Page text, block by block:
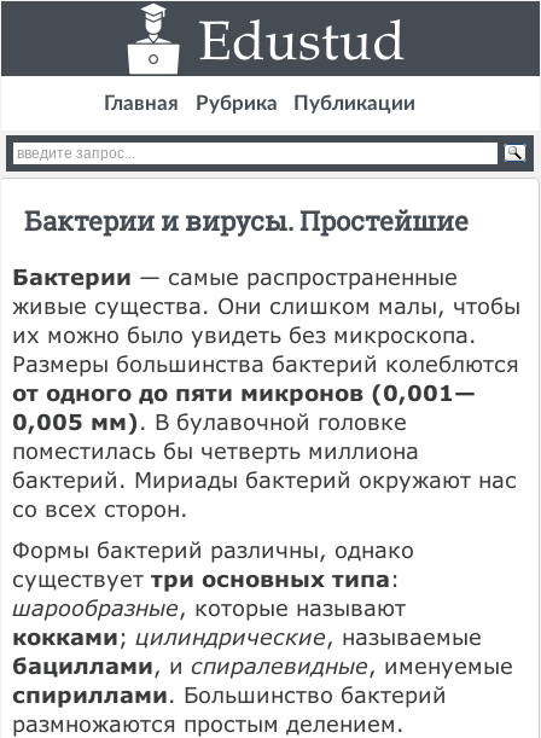
Главная Рубрика Публикации
Бактерии и вирусы. Простейшие
Бактерии — самые распространенные
живые существа. Они слишком малы, чтобы
их можно было увидеть без микроскопа.
Размеры большинства бактерий колеблются
от одного до пяти микронов (0,001—
0,005 мм). В булавочной головке
поместилась бы четверть миллиона
бактерий. Мириады бактерий окружают нас
со всех сторон.
Формы бактерий различны, однако
существует три основных типа:
шарообразные, которые называют
кокками; цилиндрические, называемые
бациллами, и спиралевидные, именуемые
спириллами. Большинство бактерий
размножаются простым делением.